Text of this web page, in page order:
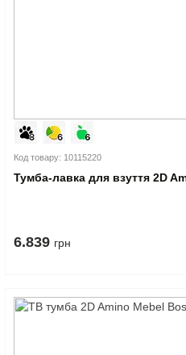
Код товару: 10115220
Тумба-лавка для взуття 2D
6.839 грн